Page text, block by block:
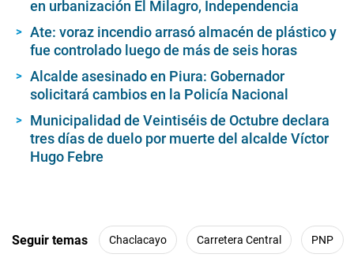
en urbanización El Milagro, Independencia
Ate: voraz incendio arrasó almacén de plástico y
fue controlado luego de más de seis horas
Alcalde asesinado en Piura: Gobernador
solicitará cambios en la Policía Nacional
Municipalidad de Veintiséis de Octubre declara
tres días de duelo por muerte del alcalde Víctor
Hugo Febre
Seguir temas Chaclacayo Carretera Central PNP